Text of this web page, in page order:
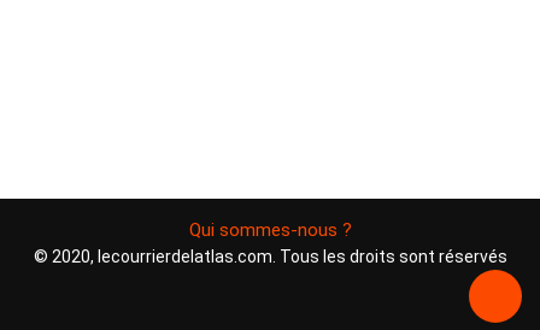
Qui sommes-nous ?
© 2020, lecourrierdelatlas.com. Tous les droits sont réservés